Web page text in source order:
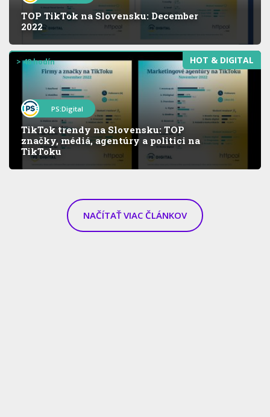
TOP TikTok na Slovensku: December
2022
HOT & DIGITAL
> 48 hodín
PS:Digital
TikTok trendy na Slovensku: TOP
značky, médiá, agentúry a politici na
TikToku
NAČÍTAŤ VIAC ČLÁNKOV